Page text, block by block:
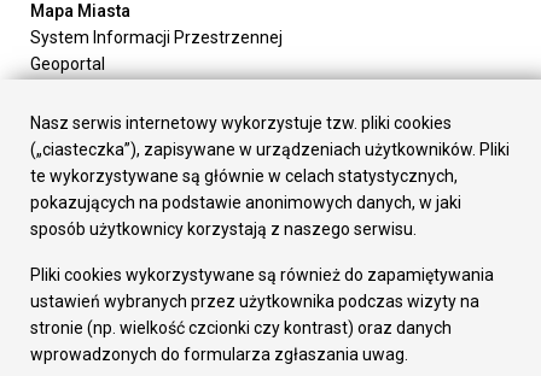
Mapa Miasta
System Informacji Przestrzennej
Geoportal
Załatw sprawę
Prezydent Miasta
Rada Miasta
Wydziały
Elektroniczna Skrzynka Podawcza
Gospodarka
Fundusze europejskie
Środki krajowe
Oferty inwestycyjne
Nasz serwis internetowy wykorzystuje tzw. pliki cookies
(„ciasteczka”), zapisywane w urządzeniach użytkowników. Pliki
te wykorzystywane są głównie w celach statystycznych,
pokazujących na podstawie anonimowych danych, w jaki
sposób użytkownicy korzystają z naszego serwisu.
Pliki cookies wykorzystywane są również do zapamiętywania
ustawień wybranych przez użytkownika podczas wizyty na
stronie (np. wielkość czcionki czy kontrast) oraz danych
wprowadzonych do formularza zgłaszania uwag.